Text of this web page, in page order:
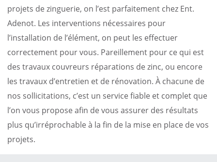
projets de zinguerie, on l’est parfaitement chez Ent.
Adenot. Les interventions nécessaires pour
l’installation de l’élément, on peut les effectuer
correctement pour vous. Pareillement pour ce qui est
des travaux couvreurs réparations de zinc, ou encore
les travaux d’entretien et de rénovation. À chacune de
nos sollicitations, c’est un service fiable et complet que
l’on vous propose afin de vous assurer des résultats
plus qu’irréprochable à la fin de la mise en place de vos
projets.